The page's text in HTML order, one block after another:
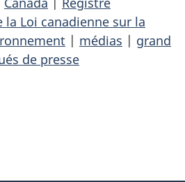
Loi canadienne sur la
| médias | grand
de presse